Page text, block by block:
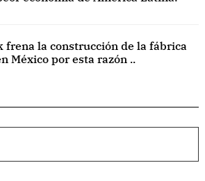
frena la construcción de la fábrica
México por esta razón ..